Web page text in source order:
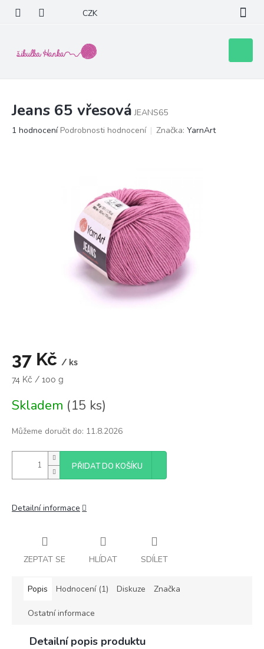
obsah
CZK
košík
Jeans 65 vřesová JEANS65
Průměrné
1 hodnocení Podrobnosti hodnocení Značka: YarnArt
37 Kč / ks
Měrná
74 Kč / 100 g
Skladem (15 ks)
Můžeme doručit do: 11.8.2026
PŘIDAT DO KOŠÍKU
Detailní informace
ZEPTAT SE HLÍDAT SDÍLET
Popis Hodnocení (1) Diskuze Značka
Ostatní informace
Detailní popis produktu